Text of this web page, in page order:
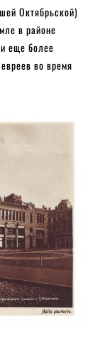
Октябрьской)
в районе
еще более
во время